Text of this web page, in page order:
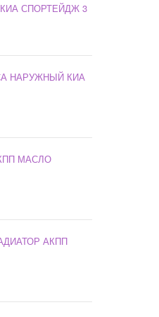
СПОРТЕЙДЖ 3
НАРУЖНЫЙ КИА
МАСЛО
АКПП